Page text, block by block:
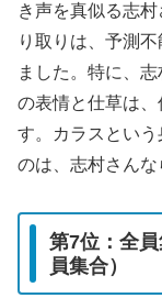
き声を真似る志
り取りは、予測
ました。特に、
の表情と仕草は
す。カラスとい
のは、志村さんな
第7位：全
員集合）